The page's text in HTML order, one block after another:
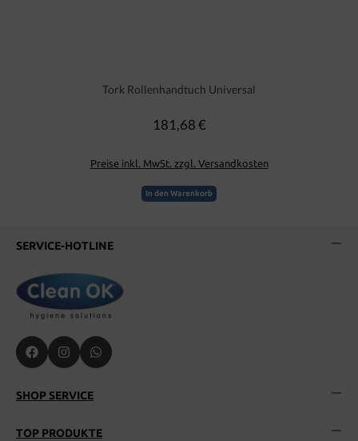
Tork Rollenhandtuch Universal
Regulärer Preis:
181,68 €
Preise inkl. MwSt. zzgl. Versandkosten
In den Warenkorb
SERVICE-HOTLINE
SHOP SERVICE
TOP PRODUKTE